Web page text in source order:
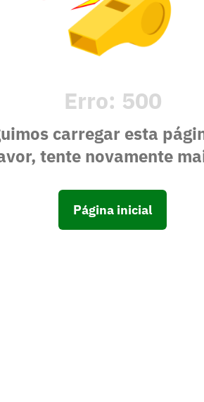
Erro: 500
carregar esta
tente novamente
Página inicial